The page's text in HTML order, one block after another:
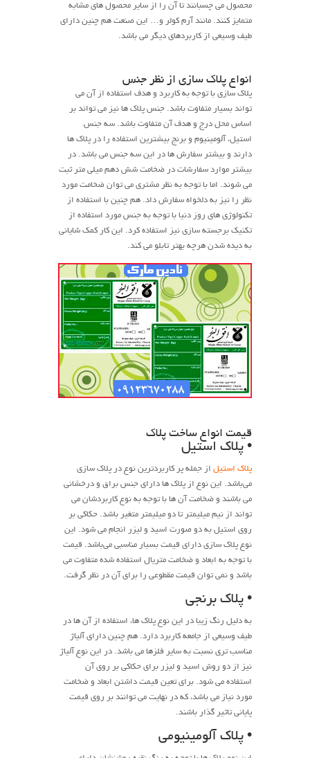
محصول می چسبانند تا آن را از سایر محصول های مشابه
متمایز کنند. مانند آرم کولر و… این صنعت هم چنین دارای
طیف وسیعی از کاربردهای دیگر می باشد.
انواع پلاک سازی از نظر جنس
پلاک سازی با توجه به کاربرد و هدف استفاده از آن می
تواند بسیار متفاوت باشد. جنس پلاک ها نیز می تواند بر
اساس محل درج و هدف آن متفاوت باشد. سه جنس
استیل، آلومینیوم و برنج بیشترین استفاده را در پلاک ها
دارند و بیشتر سفارش ها در این سه جنس می باشد. در
بیشتر موارد سفارشات در ضخامت شش دهم میلی متر ثبت
می شوند. اما با توجه به نظر مشتری می توان ضخامت مورد
نظر را نیز به دلخواه سفارش داد. هم چنین با استفاده از
تکنولوژی های روز دنیا با توجه به جنس مورد استفاده از
تکنیک برجسته سازی نیز استفاده کرد. این کار کمک شایانی
به دیده شدن هرچه بهتر تابلو می کند.
قیمت انواع ساخت پلاک
• پلاک استیل
پلاک استیل از جمله پر کاربردترین نوع در پلاک سازی
می‌باشد. این نوع از پلاک ها دارای جنس براق و درخشانی
می باشند و ضخامت آن ها با توجه به نوع کاربردشان می
تواند از نیم میلیمتر تا دو میلیمتر متغیر باشد. حکاکی بر
روی استیل به دو صورت اسید و لیزر انجام می شود. این
نوع پلاک سازی دارای قیمت بسیار مناسبی می‌باشد. قیمت
با توجه به ابعاد و ضخامت متریال استفاده شده متفاوت می
باشد و نمی توان قیمت مقطوعی را برای آن در نظر گرفت.
• پلاک برنجی
به دلیل رنگ زیبا در این نوع پلاک ها، استفاده از آن ها در
طیف وسیعی از جامعه کاربرد دارد. هم چنین دارای آلیاژ
مناسب تری نسبت به سایر فلزها می باشد. در این نوع آلیاژ
نیز از دو روش اسید و لیزر برای حکاکی بر روی آن
استفاده می شود. برای تعین قیمت داشتن ابعاد و ضخامت
مورد نیاز می باشد، که در نهایت می توانند بر روی قیمت
پایانی تاثیر گذار باشند.
• پلاک آلومینیومی